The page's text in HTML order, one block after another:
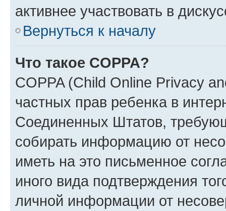
активнее участвовать в
Вернуться к началу
Что такое COPPA?
COPPA (Child Online Privacy
частных прав ребенка в
Соединенных Штатов,
собирать информацию от
иметь на это письменное
иного вида подтверждения
личной информации от